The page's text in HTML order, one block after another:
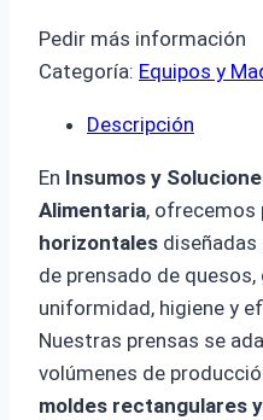
Pedir más información
Categoría: Equipos y
Descripción
En Insumos y
Alimentaria, ofrecemos
horizontales
de prensado de
uniformidad, higiene y
Nuestras prensas se
volúmenes de
moldes rectangulares